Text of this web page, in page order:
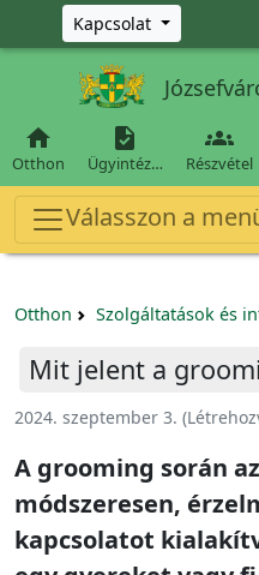
Ugrás a fő tartalomra
Kapcsolat

Otthon

Ügyintéz…

Részvétel
Válasszon a
Otthon Szolgáltatások és
Mit jelent a
2024. szeptember 3.
A grooming során
módszeresen,
kapcsolatot